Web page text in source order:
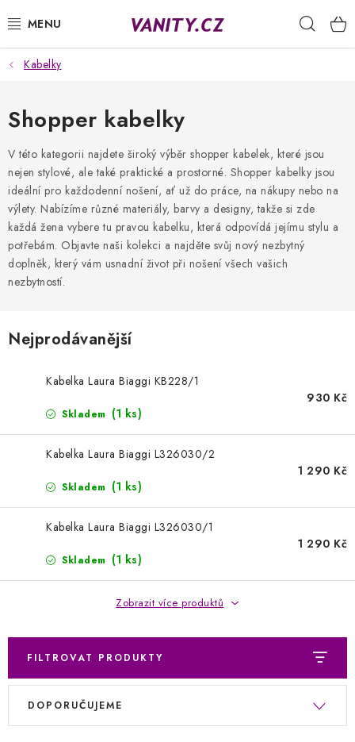
na
KABELKY
SPODNÍ PRÁDLO
PUNČOCHY
PYŽAMA
ŽUPANY
OBLEČENÍ
Podmínky ochrany osobních údajů
Reklamace a vrácení zboží
Kabelky
Shopper kabelky
V této kategorii najdete široký výběr shopper kabelek, které jsou
nejen stylové, ale také praktické a prostorné. Shopper kabelky jsou
ideální pro každodenní nošení, ať už do práce, na nákupy nebo na
výlety. Nabízíme různé materiály, barvy a designy, takže si zde
každá žena vybere tu pravou kabelku, která odpovídá jejímu stylu a
potřebám. Objavte naši kolekci a najděte svůj nový nezbytný
doplněk, který vám usnadní život při nošení všech vašich
nezbytností.
Nejprodávanější
Kabelka Laura Biaggi KB228/1
Skladem (1 ks)
930 Kč
Kabelka Laura Biaggi L326030/2
Skladem (1 ks)
1 290 Kč
Kabelka Laura Biaggi L326030/1
Skladem (1 ks)
1 290 Kč
Zobrazit více produktů
FILTROVAT PRODUKTY
V
Ř
DOPORUČUJEME